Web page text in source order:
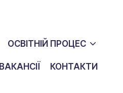
ОСВІТНІЙ ПРОЦЕС
ВАКАНСІЇ
КОНТАКТИ